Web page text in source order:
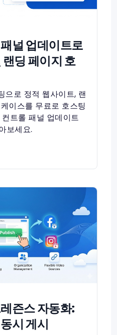
널 업데이트로
딩 페이지 호
로 정적 웹사이트, 랜
이스를 무료로 호스팅
트롤 패널 업데이트
보세요.
즌스 자동화:
시 게시